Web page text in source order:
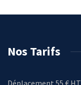
Nos Tarifs